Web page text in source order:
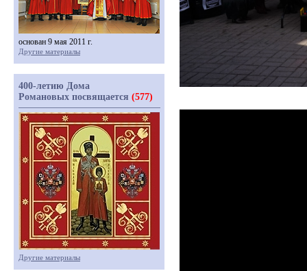
основан 9 мая 2011 г.
Другие материалы
400-летию Дома
Романовых посвящается (577)
Другие материалы